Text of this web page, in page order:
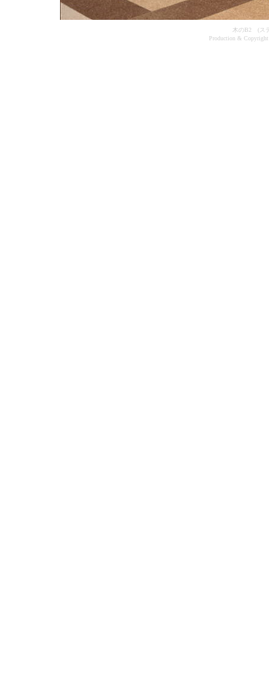
木のB2 (ス
Production &